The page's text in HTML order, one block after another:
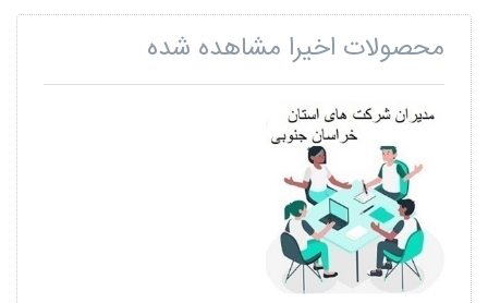
محصولات اخیرا مشاهده شده